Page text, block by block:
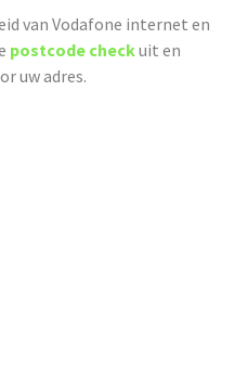
van Vodafone internet en
postcode checkuit en
uw adres.